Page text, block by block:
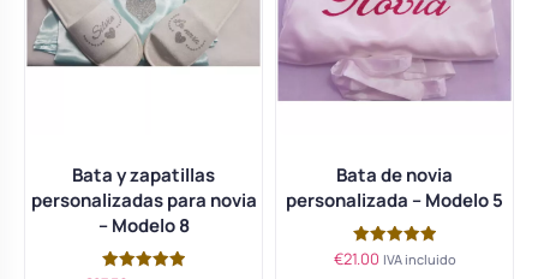
Bata y zapatillas
personalizadas para novia
– Modelo 8
Bata de novia
personalizada – Modelo 5
Valorado
€21.00 IVA incluido